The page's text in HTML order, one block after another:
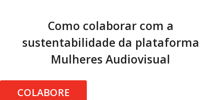
Como colaborar com a
sustentabilidade da plataforma
Mulheres Audiovisual
COLABORE